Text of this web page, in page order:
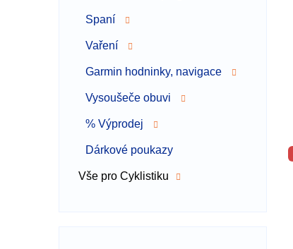
Spaní
Vaření
Garmin hodninky, navigace
Vysoušeče obuvi
% Výprodej
Dárkové poukazy
Vše pro Cyklistiku